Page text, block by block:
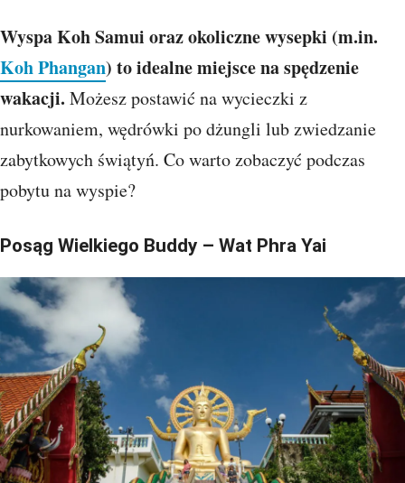
Wyspa Koh Samui oraz okoliczne wysepki (m.in.
Koh Phangan) to idealne miejsce na spędzenie
wakacji. Możesz postawić na wycieczki z
nurkowaniem, wędrówki po dżungli lub zwiedzanie
zabytkowych świątyń. Co warto zobaczyć podczas
pobytu na wyspie?
Posąg Wielkiego Buddy – Wat Phra Yai